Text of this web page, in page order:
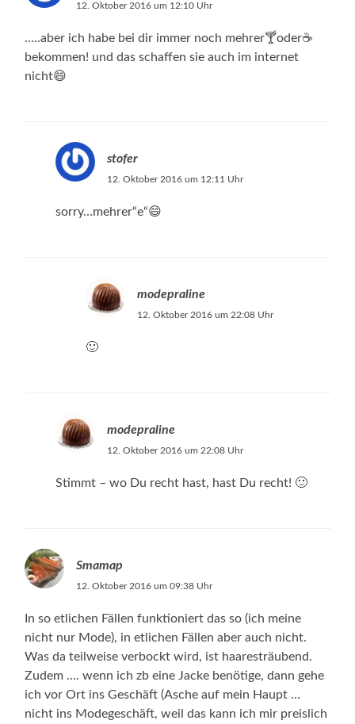
12. Oktober 2016 um 12:10 Uhr
…..aber ich habe bei dir immer noch mehrer🍸oder☕️
bekommen! und das schaffen sie auch im internet
nicht😄
stofer
12. Oktober 2016 um 12:11 Uhr
sorry…mehrer“e“😄
modepraline
12. Oktober 2016 um 22:08 Uhr
🙂
modepraline
12. Oktober 2016 um 22:08 Uhr
Stimmt – wo Du recht hast, hast Du recht! 🙂
Smamap
12. Oktober 2016 um 09:38 Uhr
In so etlichen Fällen funktioniert das so (ich meine
nicht nur Mode), in etlichen Fällen aber auch nicht.
Was da teilweise verbockt wird, ist haaresträubend.
Zudem …. wenn ich zb eine Jacke benötige, dann gehe
ich vor Ort ins Geschäft (Asche auf mein Haupt …
nicht ins Modegeschäft, weil das kann ich mir preislich